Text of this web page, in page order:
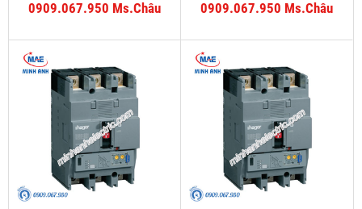
0909.067.950 Ms.Châu 0909.067.950 Ms.Châu